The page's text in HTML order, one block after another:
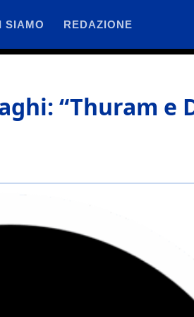
SIAMO REDAZIONE
“Thuram e